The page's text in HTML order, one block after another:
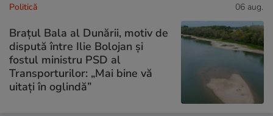
Politică 06 aug.
Brațul Bala al Dunării, motiv de
dispută între Ilie Bolojan și
fostul ministru PSD al
Transporturilor: „Mai bine vă
uitați în oglindă”